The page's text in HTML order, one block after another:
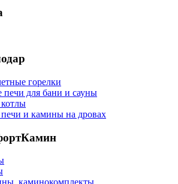
горелки
печи для бани и сауны
и камины на дровах